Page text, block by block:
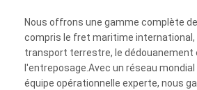
Nous offrons une gamme complète
compris le fret maritime international,
transport terrestre, le dédouanement
l'entreposage.Avec un réseau
équipe opérationnelle experte, nous